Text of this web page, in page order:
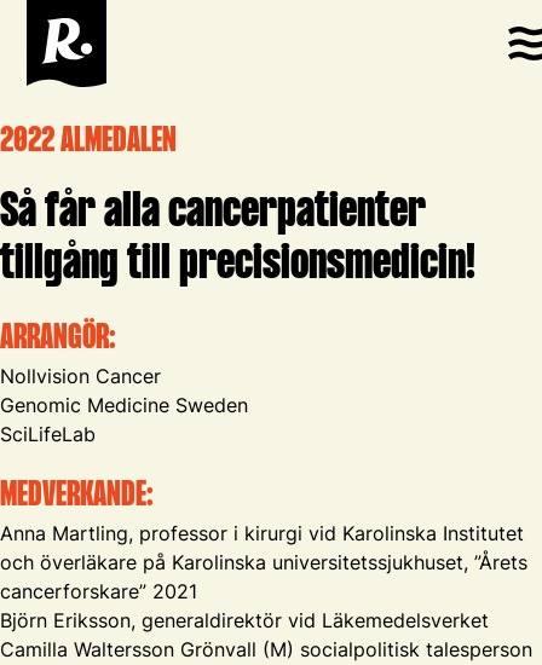
2022 ALMEDALEN
Så får alla cancerpatienter
tillgång till precisionsmedicin!
ARRANGÖR:
Nollvision Cancer
Genomic Medicine Sweden
SciLifeLab
MEDVERKANDE:
Anna Martling, professor i kirurgi vid Karolinska Institutet
och överläkare på Karolinska universitetssjukhuset, ”Årets
cancerforskare” 2021
Björn Eriksson, generaldirektör vid Läkemedelsverket
Camilla Waltersson Grönvall (M) socialpolitisk talesperson